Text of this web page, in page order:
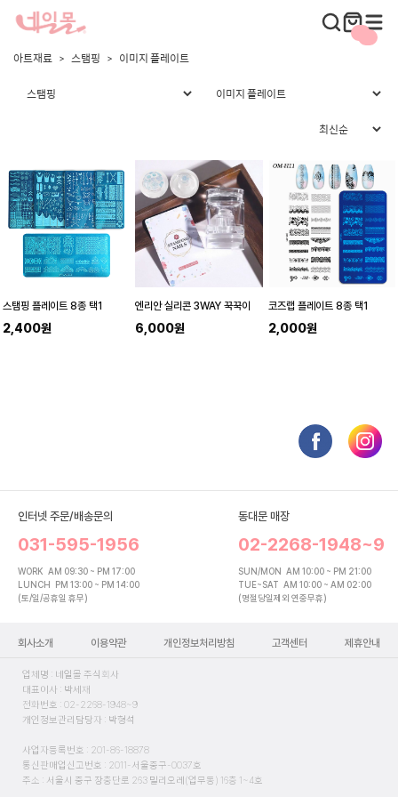
아트재료 스탬핑 이미지 플레이트
스탬핑 플레이트 8종 택1
2,400원
엔리안 실리콘 3WAY 꾹꾹이
6,000원
코즈랩 플레이트 8종 택1
2,000원
인터넷 주문/배송문의
031-595-1956
WORK AM 09:30 ~ PM 17:00
LUNCH PM 13:00 ~ PM 14:00
(토/일/공휴일 휴무)
동대문 매장
02-2268-1948~9
SUN/MON AM 10:00 ~ PM 21:00
TUE~SAT AM 10:00 ~ AM 02:00
(명절당일제외 연중무휴)
회사소개 이용약관 개인정보처리방침 고객센터 제휴안내
업체명 : 네일몰 주식회사
대표이사 : 박세재
전화번호 : 02-2268-1948~9
개인정보관리담당자 : 박형석
사업자등록번호 : 201-86-18878
통신판매업신고번호 : 2011-서울중구-0037호
주소 : 서울시 중구 장충단로 263 밀리오레(업무동) 16층 1~4호